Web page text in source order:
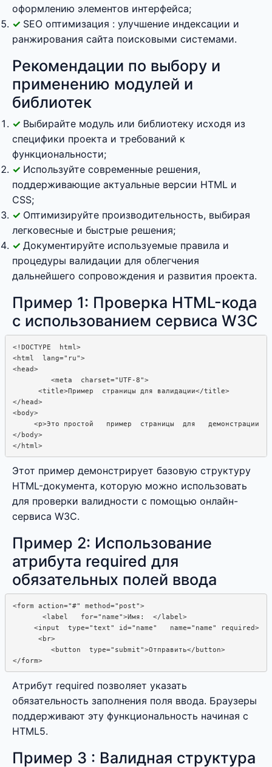
оформлению элементов интерфейса;
SEO оптимизация : улучшение индексации и
ранжирования сайта поисковыми системами.
Рекомендации по выбору и
применению модулей и
библиотек
Выбирайте модуль или библиотеку исходя из
специфики проекта и требований к
функциональности;
Используйте современные решения,
поддерживающие актуальные версии HTML и
CSS;
Оптимизируйте производительность, выбирая
легковесные и быстрые решения;
Документируйте используемые правила и
процедуры валидации для облегчения
дальнейшего сопровождения и развития проекта.
Пример 1: Проверка HTML-кода
с использованием сервиса W3C
<!DOCTYPE  html>
<html  lang="ru">
<head>
         <meta  charset="UTF-8">
      <title>Пример  страницы для валидации</title>
</head>
<body>
<p>Это простой   пример  страницы  для   демонстрации
</body>
Этот пример демонстрирует базовую структуру
HTML-документа, которую можно использовать
для проверки валидности с помощью онлайн-
сервиса W3C.
Пример 2: Использование
атрибута required для
обязательных полей ввода
<form action="#" method="post">
       <label   for="name">Имя:  </label>
     <input  type="text" id="name"   name="name" required>
      <br>
         <button  type="submit">Отправить</button>
Атрибут required позволяет указать
обязательность заполнения поля ввода. Браузеры
поддерживают эту функциональность начиная с
HTML5.
Пример 3 : Валидная структура